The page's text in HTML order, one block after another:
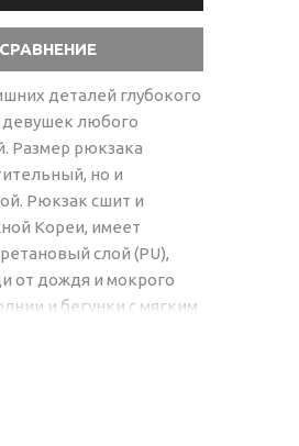
деталей глубокого
девушек любого
Размер рюкзака
но и
Рюкзак сшит и
Кореи, имеет
слой (PU),
от дождя и мокрого
и бегунки с мягким
мировой бренд,